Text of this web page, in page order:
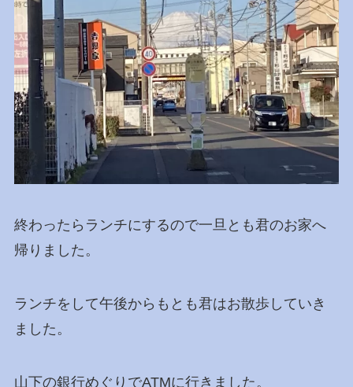
終わったらランチにするので一旦とも君のお家へ
帰りました。
ランチをして午後からもとも君はお散歩していき
ました。
山下の銀行めぐりでATMに行きました。